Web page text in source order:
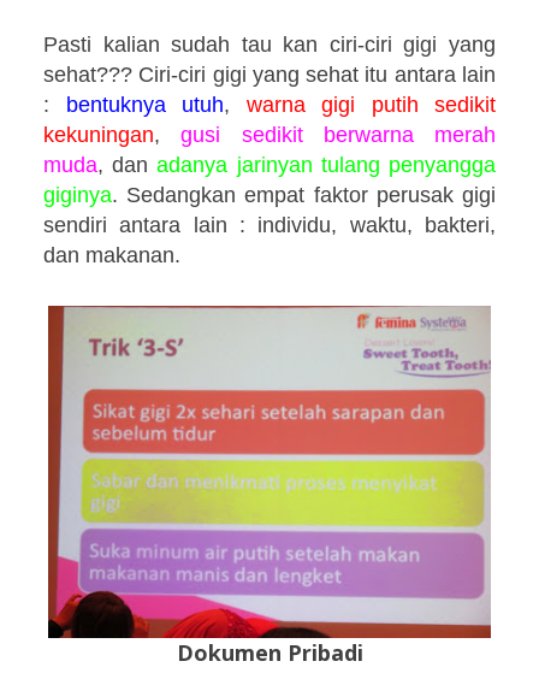
Pasti kalian sudah tau kan ciri-ciri gigi yang
sehat??? Ciri-ciri gigi yang sehat itu antara lain
: bentuknya utuh, warna gigi putih sedikit
kekuningan,gusi sedikit berwarna merah
muda, danadanya jarinyan tulang penyangga
giginya. Sedangkan empat faktor perusak gigi
sendiri antara lain : individu, waktu, bakteri,
dan makanan.
Dokumen Pribadi